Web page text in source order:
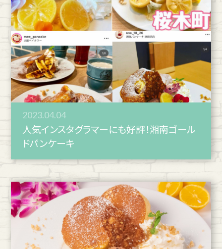
2023.04.04
人気インスタグラマーにも好評！湘南ゴール
ドパンケーキ